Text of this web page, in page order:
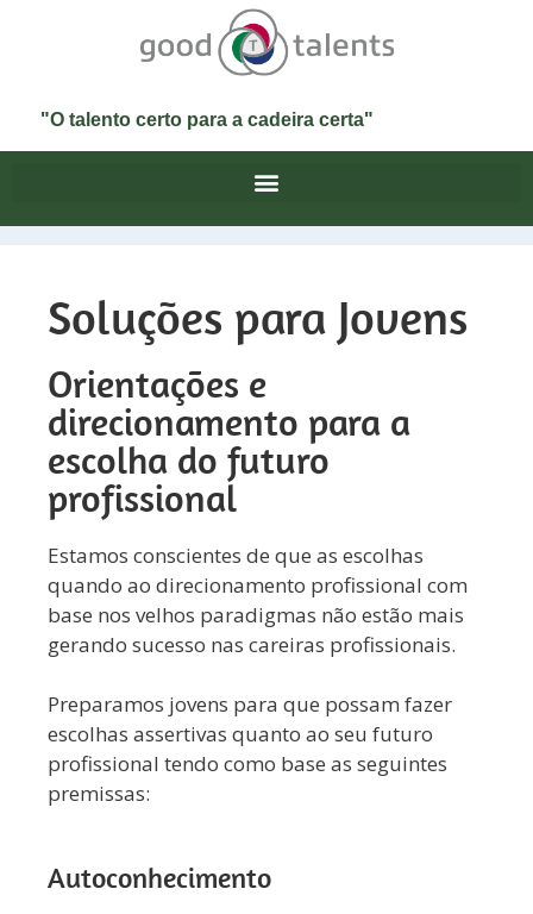
"O talento certo para a cadeira certa"
Soluções para Jovens
Orientações e
direcionamento para a
escolha do futuro
profissional
Estamos conscientes de que as escolhas
quando ao direcionamento profissional com
base nos velhos paradigmas não estão mais
gerando sucesso nas careiras profissionais.
Preparamos jovens para que possam fazer
escolhas assertivas quanto ao seu futuro
profissional tendo como base as seguintes
premissas:
Autoconhecimento